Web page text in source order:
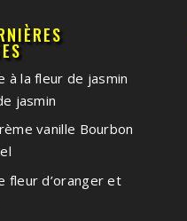
à la fleur de jasmin
jasmin
vanille Bourbon
fleur d’oranger et